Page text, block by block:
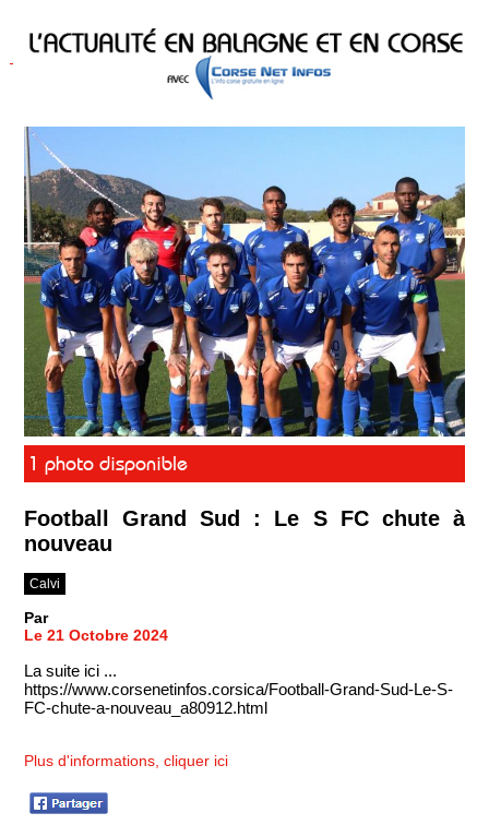
1 photo disponible
Football Grand Sud : Le S FC chute à
nouveau
Calvi
Par
Le 21 Octobre 2024
La suite ici ...
https://www.corsenetinfos.corsica/Football-Grand-Sud-Le-S-
FC-chute-a-nouveau_a80912.html
Plus d'informations, cliquer ici